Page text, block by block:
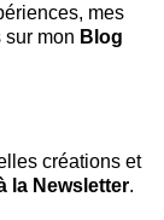
mes
sur mon Blog
créations et
la Newsletter.